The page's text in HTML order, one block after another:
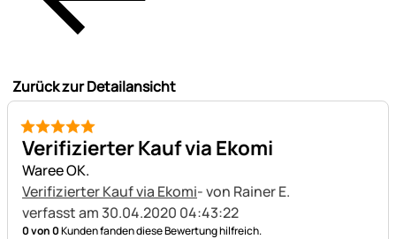
Zurück zur Detailansicht
5 von 5
Verifizierter Kauf via Ekomi
Waree OK.
Verifizierter Kauf via Ekomi- von Rainer E.
verfasst am 30.04.2020 04:43:22
0 von 0Kunden fanden diese Bewertung hilfreich.